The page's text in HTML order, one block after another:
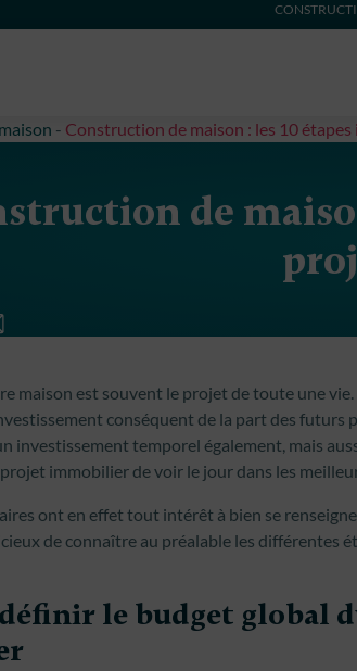
- Construction de maison : les 10
de
maison est souvent le projet de toute une
conséquent de la part des
investissement temporel également, mais
immobilier de voir le jour dans les
ont en effet tout intérêt à bien se
de connaître au préalable les différentes
définir le budget global